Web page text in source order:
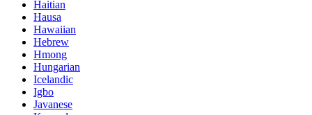
Haitian
Hausa
Hawaiian
Hebrew
Hmong
Hungarian
Icelandic
Igbo
Javanese